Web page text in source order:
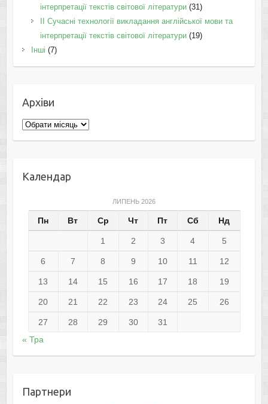
інтерпретації текстів світової літератури(31)
II Cучасні технології викладання англійської мови та
інтерпретації текстів світової літератури(19)
Інші (7)
Архіви
Архіви
Календар
ЛИПЕНЬ 2026
Пн Вт Ср Чт Пт Сб Нд
1 2 3 4 5
6 7 8 9 10 11 12
13 14 15 16 17 18 19
20 21 22 23 24 25 26
27 28 29 30
31
« Тра
Партнери